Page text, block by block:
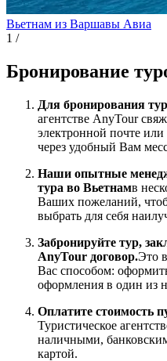
Вьетнам из Варшавы Авиа
1 /
Бронирование
Для бронирования
агентстве AnyTour
электронной почте или
через удобный Вам
Наши опытные
тура во Вьетнамв
Ваших пожеланий,
выбрать для себя
Забронируйте тур,
AnyTour договор.Это
Вас способом:
оформления в один из
Оплатите стоимость
Туристическое
наличными,
картой.